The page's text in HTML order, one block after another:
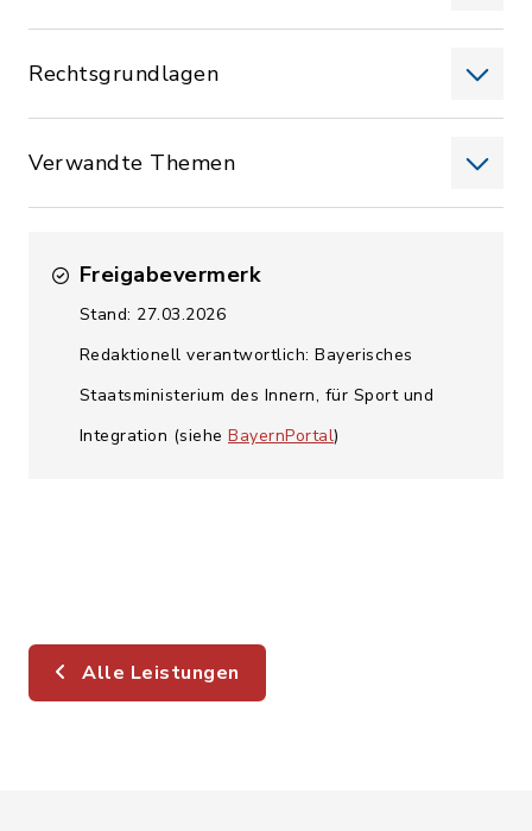
Rechtsgrundlagen
Verwandte Themen
Freigabevermerk
Stand: 27.03.2026
Redaktionell verantwortlich: Bayerisches
Staatsministerium des Innern, für Sport und
Integration (siehe BayernPortal)
Alle Leistungen